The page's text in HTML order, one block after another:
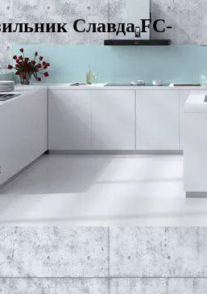
Славда FC-